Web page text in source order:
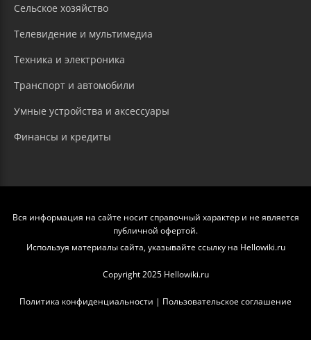
Сельское хозяйство
Телевидение и мультимедиа
Техника и электроника
Транспорт и автомобили
Умные устройства и аксессуары
Финансы и кредиты
Вся информация на сайте носит справочный характер и не является
публичной офертой.
Используя материалы сайта, указывайте ссылку на Hellowiki.ru
Copyright 2025 Hellowiki.ru
Политика конфиденциальности | Пользовательское соглашение